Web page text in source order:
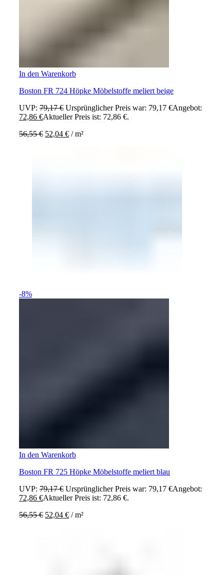
In den Warenkorb
Boston FR 724 Höpke Möbelstoffe meliert beige
UVP: 79,17€ Ursprünglicher Preis war: 79,17 €Angebot:
72,86 €Aktueller Preis ist: 72,86 €.
56,55€ 52,04 € /m²
-8%
In den Warenkorb
Boston FR 725 Höpke Möbelstoffe meliert blau
UVP: 79,17€ Ursprünglicher Preis war: 79,17 €Angebot:
72,86 €Aktueller Preis ist: 72,86 €.
56,55€ 52,04 € /m²